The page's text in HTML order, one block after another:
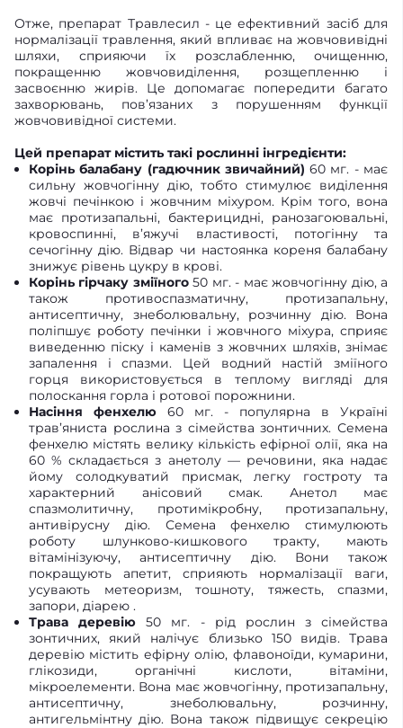
Отже, препарат Травлесил - це ефективний засіб для
нормалізації травлення, який впливає на жовчовивідні
шляхи, сприяючи їх розслабленню, очищенню,
покращенню жовчовиділення, розщепленню і
засвоєнню жирів. Це допомагає попередити багато
захворювань, пов’язаних з порушенням функції
жовчовивідної системи.
Цей препарат містить такі рослинні інгредієнти:
Корінь балабану (гадючник звичайний) 60 мг. - має
сильну жовчогінну дію, тобто стимулює виділення
жовчі печінкою і жовчним міхуром. Крім того, вона
має протизапальні, бактерицидні, ранозагоювальні,
кровоспинні, в’яжучі властивості, потогінну та
сечогінну дію. Відвар чи настоянка кореня балабану
знижує рівень цукру в крові.
Корінь гірчаку зміїного50 мг. - має жовчогінну дію, а
також противоспазматичну, протизапальну,
антисептичну, знеболювальну, розчинну дію. Вона
поліпшує роботу печінки і жовчного міхура, сприяє
виведенню піску і каменів з жовчних шляхів, знімає
запалення і спазми. Цей водний настій зміїного
горця використовується в теплому вигляді для
полоскання горла і ротової порожнини.
Насіння фенхелю 60 мг. - популярна в Україні
трав’яниста рослина з сімейства зонтичних. Семена
фенхелю містять велику кількість ефірної олії, яка на
60 % складається з анетолу — речовини, яка надає
йому солодкуватий присмак, легку гостроту та
характерний анісовий смак. Анетол має
спазмолитичну, протимікробну, протизапальну,
антивірусну дію. Семена фенхелю стимулюють
роботу шлунково-кишкового тракту, мають
вітамінізуючу, антисептичну дію. Вони також
покращують апетит, сприяють нормалізації ваги,
усувають метеоризм, тошноту, тяжесть, спазми,
запори, діарею .
Трава деревію 50 мг. - рід рослин з сімейства
зонтичних, який налічує близько 150 видів. Трава
деревію містить ефірну олію, флавоноїди, кумарини,
глікозиди, органічні кислоти, вітаміни,
мікроелементи. Вона має жовчогінну, протизапальну,
антисептичну, знеболювальну, розчинну,
антигельмінтну дію. Вона також підвищує секрецію